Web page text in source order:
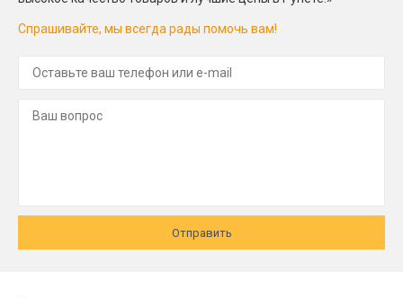
Спрашивайте, мы всегда рады помочь вам!
Отправить